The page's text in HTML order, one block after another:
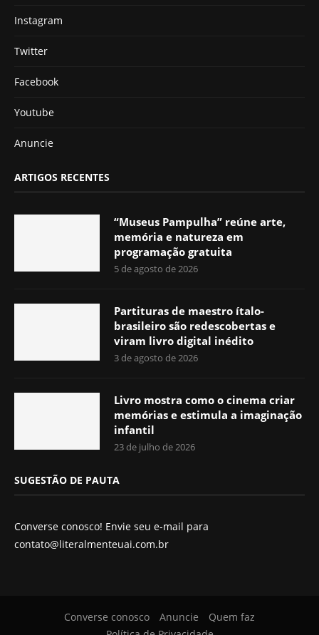
Instagram
Twitter
Facebook
Youtube
Anuncie
ARTIGOS RECENTES
“Museus Pampulha” reúne arte,
memória e natureza em
programação gratuita
5 de agosto de 2026
Partituras de maestro ítalo-
brasileiro são redescobertas e
viram livro digital inédito
3 de agosto de 2026
Livro mostra como o cinema criar
memórias e estimula a imaginação
infantil
23 de julho de 2026
SUGESTÃO DE PAUTA
Converse conosco! Envie seu e-mail para
contato@literalmenteuai.com.br
Converse conosco Anuncie
Quem faz